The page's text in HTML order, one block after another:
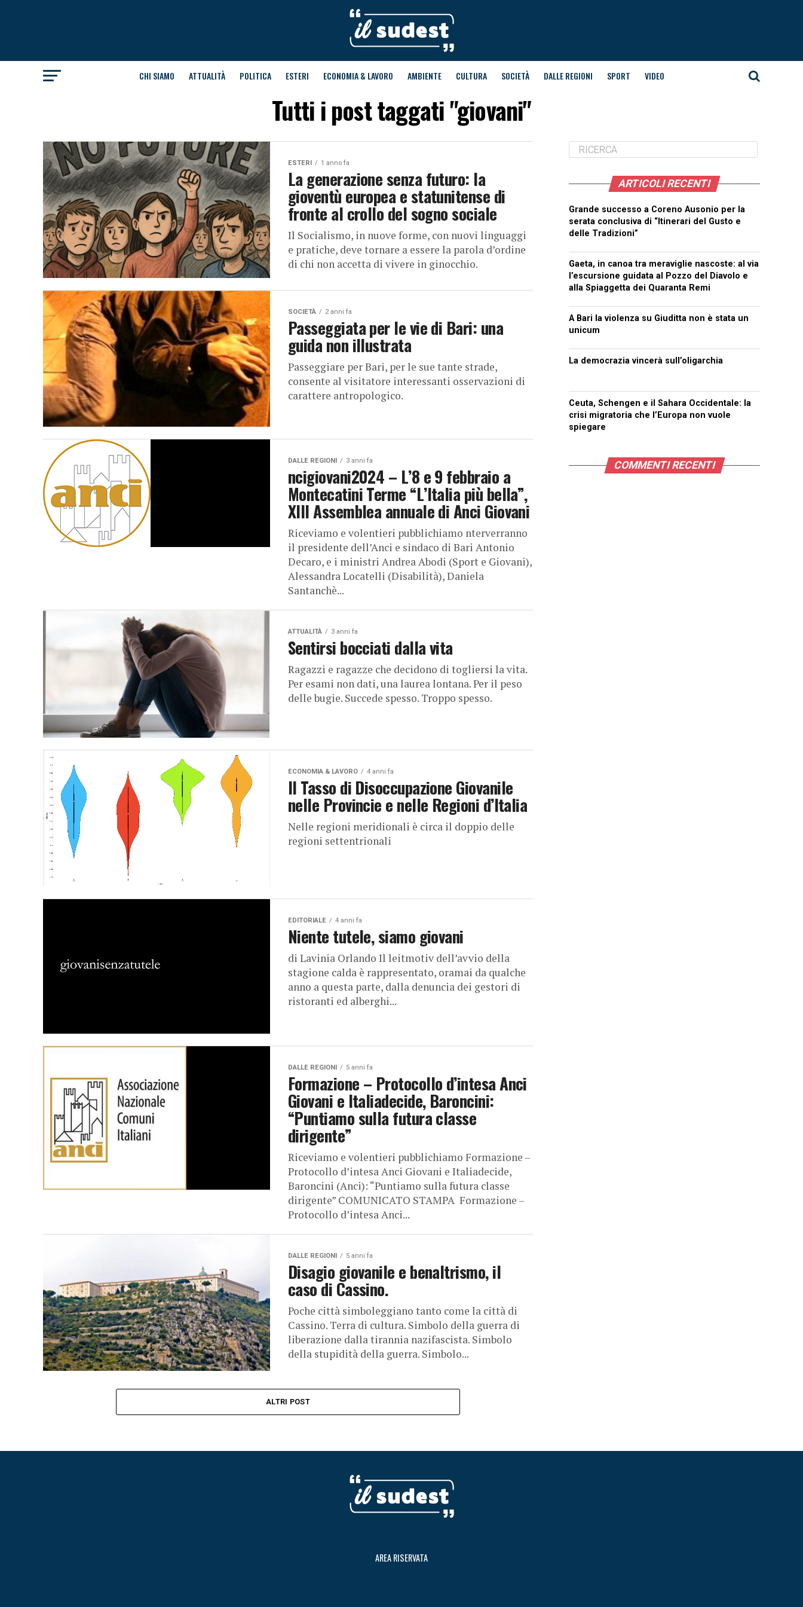
CHI SIAMO ATTUALITÀ POLITICA ESTERI ECONOMIA & LAVORO AMBIENTE CULTURA SOCIETÀ DALLE REGIONI SPORT VIDEO
Tutti i post taggati "giovani"
ESTERI 1 anno fa
La generazione senza futuro: la
gioventù europea e statunitense di
fronte al crollo del sogno sociale
Il Socialismo, in nuove forme, con nuovi linguaggi
e pratiche, deve tornare a essere la parola d’ordine
di chi non accetta di vivere in ginocchio.
SOCIETÀ 2 anni fa
Passeggiata per le vie di Bari: una
guida non illustrata
Passeggiare per Bari, per le sue tante strade,
consente al visitatore interessanti osservazioni di
carattere antropologico.
DALLE REGIONI 3 anni fa
ncigiovani2024 – L’8 e 9 febbraio a
Montecatini Terme “L’Italia più bella”,
XIII Assemblea annuale di Anci Giovani
Riceviamo e volentieri pubblichiamo nterverranno
il presidente dell’Anci e sindaco di Bari Antonio
Decaro, e i ministri Andrea Abodi (Sport e Giovani),
Alessandra Locatelli (Disabilità), Daniela
Santanchè...
ATTUALITÀ 3 anni fa
Sentirsi bocciati dalla vita
Ragazzi e ragazze che decidono di togliersi la vita.
Per esami non dati, una laurea lontana. Per il peso
delle bugie. Succede spesso. Troppo spesso.
ECONOMIA & LAVORO 4 anni fa
Il Tasso di Disoccupazione Giovanile
nelle Provincie e nelle Regioni d’Italia
Nelle regioni meridionali è circa il doppio delle
regioni settentrionali
EDITORIALE 4 anni fa
Niente tutele, siamo giovani
di Lavinia Orlando Il leitmotiv dell’avvio della
stagione calda è rappresentato, oramai da qualche
anno a questa parte, dalla denuncia dei gestori di
ristoranti ed alberghi...
DALLE REGIONI 5 anni fa
Formazione – Protocollo d’intesa Anci
Giovani e Italiadecide, Baroncini:
“Puntiamo sulla futura classe
dirigente”
Riceviamo e volentieri pubblichiamo Formazione –
Protocollo d’intesa Anci Giovani e Italiadecide,
Baroncini (Anci): “Puntiamo sulla futura classe
dirigente” COMUNICATO STAMPA Formazione –
Protocollo d’intesa Anci...
DALLE REGIONI 5 anni fa
Disagio giovanile e benaltrismo, il
caso di Cassino.
Poche città simboleggiano tanto come la città di
Cassino. Terra di cultura. Simbolo della guerra di
liberazione dalla tirannia nazifascista. Simbolo
della stupidità della guerra. Simbolo...
ALTRI POST
ARTICOLI RECENTI
Grande successo a Coreno Ausonio per la
serata conclusiva di “Itinerari del Gusto e
delle Tradizioni”
Gaeta, in canoa tra meraviglie nascoste: al via
l’escursione guidata al Pozzo del Diavolo e
alla Spiaggetta dei Quaranta Remi
A Bari la violenza su Giuditta non è stata un
unicum
La democrazia vincerà sull’oligarchia
Ceuta, Schengen e il Sahara Occidentale: la
crisi migratoria che l’Europa non vuole
spiegare
COMMENTI RECENTI
AREA RISERVATA